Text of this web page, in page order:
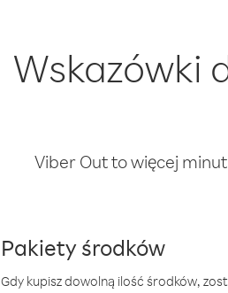
Wskazówki
Viber Out to więcej
Pakiety środków
Gdy kupisz dowolną ilość środków,